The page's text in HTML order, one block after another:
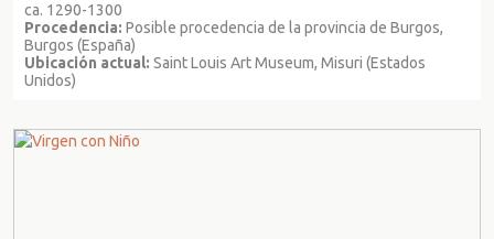
ca. 1290-1300
Procedencia: Posible procedencia de la provincia de Burgos,
Burgos (España)
Ubicación actual: Saint Louis Art Museum, Misuri (Estados
Unidos)